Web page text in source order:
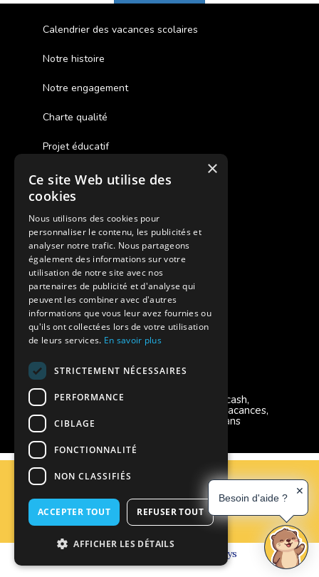
Calendrier des vacances scolaires
Notre histoire
Notre engagement
Charte qualité
Projet éducatif
Des colonies de vacances inclusives
Assurances annulations
Aides financières pour partir en colonie
Charte de confidentialité
Vacances Adaptées Adulte Supernova
Modes de règlement acceptés
Chèque, Virement, Espèces, Mandats cash,
Bons CAF, Conseil général, Chèques vacances,
Carte bancaire, Prise en charge reçu sans
règlement, Prélèvement, Pass Colo
Plan du site
Espace Professionnels
Réalisation
Vackélys
×
Ce site Web utilise des
cookies
Nous utilisons des cookies pour
personnaliser le contenu, les publicités et
analyser notre trafic. Nous partageons
également des informations sur votre
utilisation de notre site avec nos
partenaires de publicité et d'analyse qui
peuvent les combiner avec d'autres
informations que vous leur avez fournies ou
qu'ils ont collectées lors de votre utilisation
de leurs services. En savoir plus
STRICTEMENT NÉCESSAIRES
PERFORMANCE
CIBLAGE
FONCTIONNALITÉ
NON CLASSIFIÉS
ACCEPTER TOUT REFUSER TOUT
AFFICHER LES DÉTAILS
Besoin d'aide ?
✕